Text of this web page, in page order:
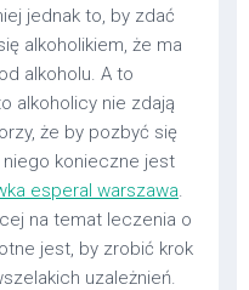
jednak to, by zdać
alkoholikiem, że ma
alkoholu. A to
alkoholicy nie zdają
że by pozbyć się
konieczne jest
esperal warszawa.
na temat leczenia o
jest, by zrobić krok
uzależnień.